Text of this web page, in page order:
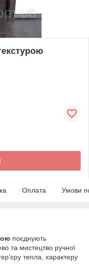
Оплата Умови
поєднують
та мистецтво ручної
тепла, характеру